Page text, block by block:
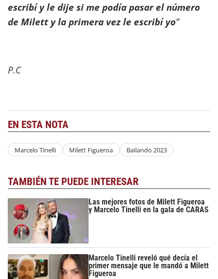
escribí y le dije si me podía pasar el número
de Milett y la primera vez le escribí yo”
P.C
EN ESTA NOTA
Marcelo Tinelli Milett Figueroa Bailando 2023
TAMBIÉN TE PUEDE INTERESAR
Las mejores fotos de Milett Figueroa
y Marcelo Tinelli en la gala de CARAS
Marcelo Tinelli reveló qué decía el
primer mensaje que le mandó a Milett
Figueroa